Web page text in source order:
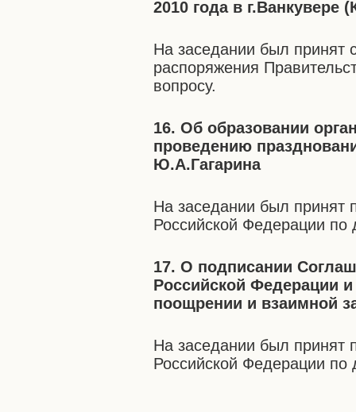
2010 года в г.Ванкувере
На заседании был принят
распоряжения
вопросу.
16. Об образовании
проведению
Ю.А.Гагарина
На заседании был принят
Российской Федерации по
17. О подписании
Российской Федерации
поощрении и взаимной
На заседании был принят
Российской Федерации по